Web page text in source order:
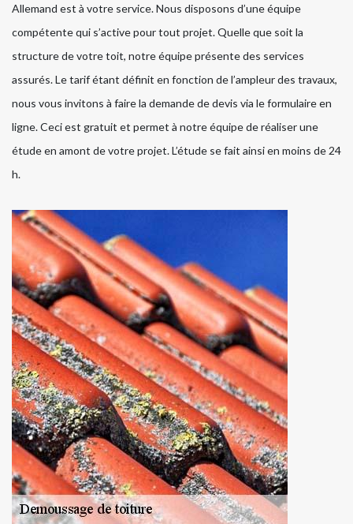
Allemand est à votre service. Nous disposons d’une équipe
compétente qui s’active pour tout projet. Quelle que soit la
structure de votre toit, notre équipe présente des services
assurés. Le tarif étant définit en fonction de l’ampleur des travaux,
nous vous invitons à faire la demande de devis via le formulaire en
ligne. Ceci est gratuit et permet à notre équipe de réaliser une
étude en amont de votre projet. L’étude se fait ainsi en moins de 24
h.